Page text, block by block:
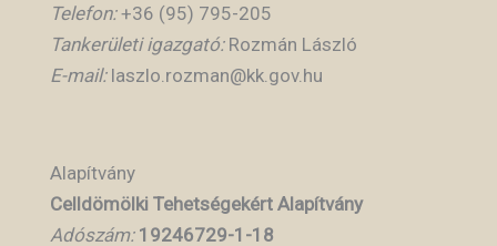
Telefon:+36 (95) 795-205
Tankerületi igazgató:Rozmán László
E-mail:laszlo.rozman@kk.gov.hu
Alapítvány
Celldömölki Tehetségekért Alapítvány
Adószám: 19246729-1-18